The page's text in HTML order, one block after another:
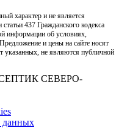
характер и не является
437 Гражданского кодекса
информации об условиях,
и цены на сайте носят
указанных, не являются публичной
«СЕПТИК СЕВЕРО-
данных